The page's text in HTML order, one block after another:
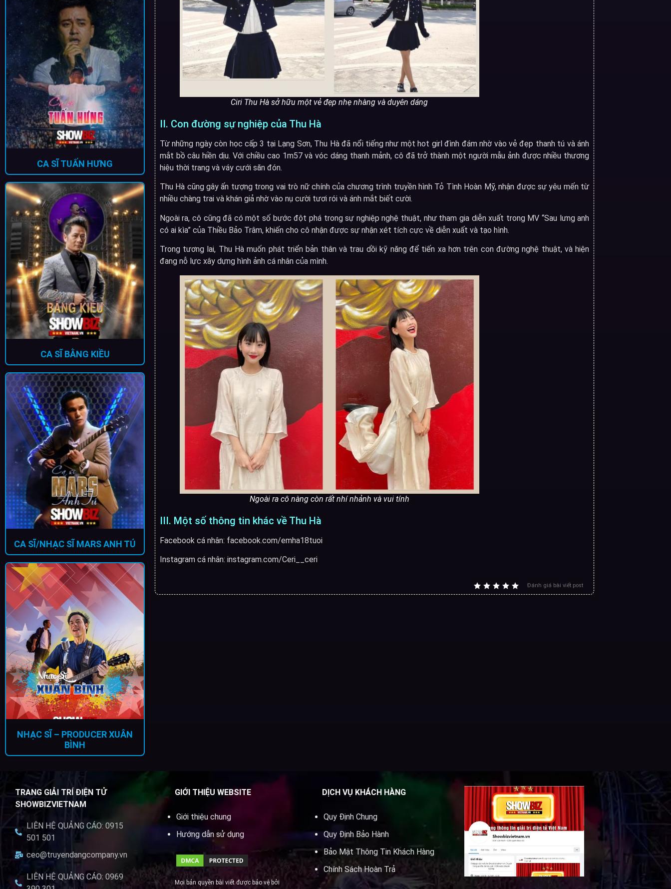
CA SĨ TUẤN HƯNG
CA SĨ BẰNG KIỀU
CA SĨ/NHẠC SĨ MARS ANH TÚ
NHẠC SĨ – PRODUCER XUÂN
BÌNH
Ciri Thu Hà sở hữu một vẻ đẹp nhẹ nhàng và duyên dáng
II. Con đường sự nghiệp của Thu Hà
Từ những ngày còn học cấp 3 tại Lạng Sơn, Thu Hà đã nổi tiếng như một hot girl đình đám nhờ vào vẻ đẹp thanh tú và ánh
mắt bồ câu hiền dịu. Với chiều cao 1m57 và vóc dáng thanh mảnh, cô đã trở thành một người mẫu ảnh được nhiều thương
hiệu thời trang và váy cưới săn đón.
Thu Hà cũng gây ấn tượng trong vai trò nữ chính của chương trình truyền hình Tỏ Tình Hoàn Mỹ, nhận được sự yêu mến từ
nhiều chàng trai và khán giả nhờ vào nụ cười tươi rói và ánh mắt biết cười.
Ngoài ra, cô cũng đã có một số bước đột phá trong sự nghiệp nghệ thuật, như tham gia diễn xuất trong MV “Sau lưng anh
có ai kìa” của Thiều Bảo Trâm, khiến cho cô nhận được sự nhận xét tích cực về diễn xuất và tạo hình.
Trong tương lai, Thu Hà muốn phát triển bản thân và trau dồi kỹ năng để tiến xa hơn trên con đường nghệ thuật, và hiện
đang nỗ lực xây dựng hình ảnh cá nhân của mình.
Ngoài ra cô nàng còn rất nhí nhảnh và vui tính
III. Một số thông tin khác về Thu Hà
Facebook cá nhân: facebook.com/emha18tuoi
Instagram cá nhân: instagram.com/Ceri__ceri
Đánh giá bài viết post
TRANG GIẢI TRÍ ĐIỆN TỬ
SHOWBIZVIETNAM
LIÊN HỆ QUẢNG CÁO: 0915
501 501
ceo@truyendangcompany.vn
LIÊN HỆ QUẢNG CÁO: 0969
GIỚI THIỆU WEBSITE
Giới thiệu chung
Hướng dẫn sử dụng
Mọi bản quyền bài viết được bảo vệ bởi
DỊCH VỤ KHÁCH HÀNG
Quy Định Chung
Quy Định Bảo Hành
Bảo Mật Thông Tin Khách Hàng
Chính Sách Hoàn Trả